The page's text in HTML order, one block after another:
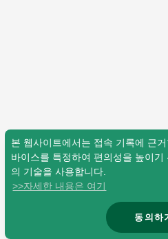
본 웹사이트에서는 접속 기록에 근
바이스를 특정하여 편의성을 높이
의 기술을 사용합니다.
>>자세한 내용은 여기
동의하
新規入会
© Mrs. GREEN APPLE All Rights Reserved.